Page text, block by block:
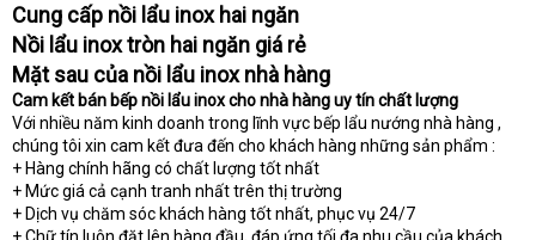
Cung cấp nồi lẩu inox hai ngăn
Nồi lẩu inox tròn hai ngăn giá rẻ
Mặt sau của nồi lẩu inox nhà hàng
Cam kết bán bếp nồi lẩu inox cho nhà hàng uy tín chất lượng
Với nhiều năm kinh doanh trong lĩnh vực bếp lẩu nướng nhà hàng ,
chúng tôi xin cam kết đưa đến cho khách hàng những sản phẩm :
+ Hàng chính hãng có chất lượng tốt nhất
+ Mức giá cả cạnh tranh nhất trên thị trường
+ Dịch vụ chăm sóc khách hàng tốt nhất, phục vụ 24/7